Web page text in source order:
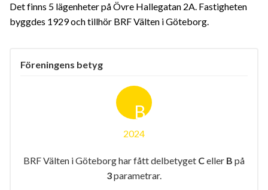
Det finns 5 lägenheter på Övre Hallegatan 2A. Fastigheten
byggdes 1929 och tillhör BRF Välten i Göteborg.
Föreningens betyg
B
2024
BRF Välten i Göteborg har fått delbetyget Celler B på
3parametrar.